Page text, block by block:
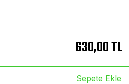
630,00 TL
Sepete Ekle